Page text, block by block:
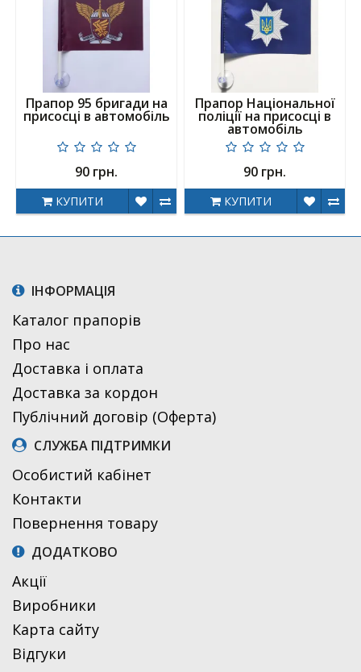
Прапор 95 бригади на
присосці в автомобіль
90 грн.
КУПИТИ
Прапор Національної
поліції на присосці в
автомобіль
90 грн.
КУПИТИ
ІНФОРМАЦІЯ
Каталог прапорів
Про нас
Доставка і оплата
Доставка за кордон
Публічний договір (Оферта)
СЛУЖБА ПІДТРИМКИ
Особистий кабінет
Контакти
Повернення товару
ДОДАТКОВО
Акції
Виробники
Карта сайту
Відгуки